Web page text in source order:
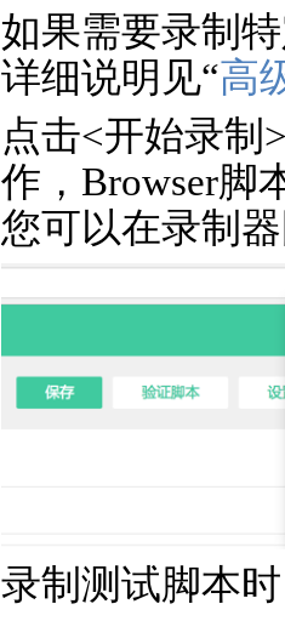
如果需要录制
详细说明见“高
点击<开始录制
作，Browser脚
您可以在录制
录制测试脚本